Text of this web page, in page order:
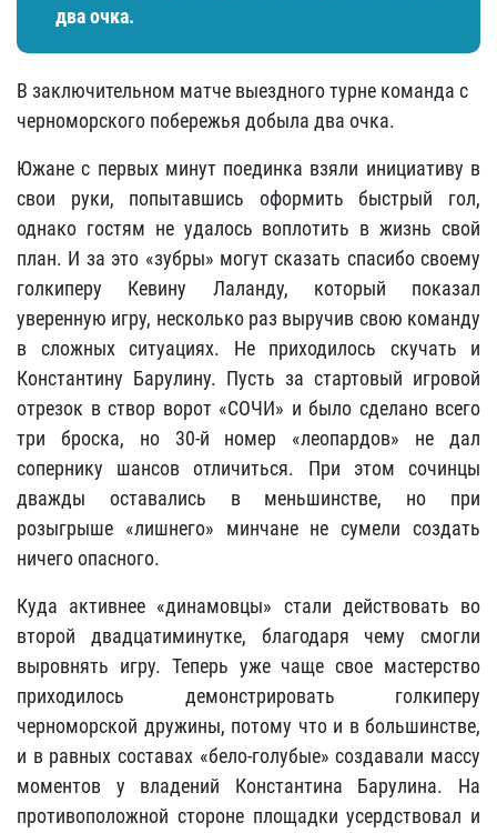
два очка.
В заключительном матче выездного турне команда с
черноморского побережья добыла два очка.
Южане с первых минут поединка взяли инициативу в
свои руки, попытавшись оформить быстрый гол,
однако гостям не удалось воплотить в жизнь свой
план. И за это «зубры» могут сказать спасибо своему
голкиперу Кевину Лаланду, который показал
уверенную игру, несколько раз выручив свою команду
в сложных ситуациях. Не приходилось скучать и
Константину Барулину. Пусть за стартовый игровой
отрезок в створ ворот «СОЧИ» и было сделано всего
три броска, но 30-й номер «леопардов» не дал
сопернику шансов отличиться. При этом сочинцы
дважды оставались в меньшинстве, но при
розыгрыше «лишнего» минчане не сумели создать
ничего опасного.
Куда активнее «динамовцы» стали действовать во
второй двадцатиминутке, благодаря чему смогли
выровнять игру. Теперь уже чаще свое мастерство
приходилось демонстрировать голкиперу
черноморской дружины, потому что и в большинстве,
и в равных составах «бело-голубые» создавали массу
моментов у владений Константина Барулина. На
противоположной стороне площадки усердствовал и